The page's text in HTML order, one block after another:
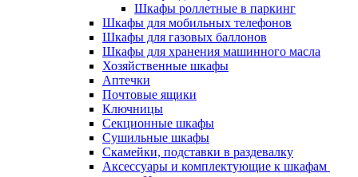
Шкафы роллетные в паркинг
Шкафы для мобильных телефонов
Шкафы для газовых баллонов
Шкафы для хранения машинного масла
Хозяйственные шкафы
Аптечки
Почтовые ящики
Ключницы
Секционные шкафы
Сушильные шкафы
Скамейки, подставки в раздевалку
Аксессуары и комплектующие к шкафам